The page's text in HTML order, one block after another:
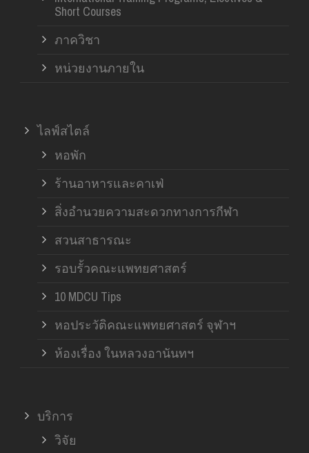
Short Courses
ภาควิชา
หน่วยงานภายใน
ไลฟ์สไตล์
หอพัก
ร้านอาหารและคาเฟ่
สิ่งอำนวยความสะดวกทางการกีฬา
สวนสาธารณะ
รอบรั้วคณะแพทยศาสตร์
10 MDCU Tips
หอประวัติคณะแพทยศาสตร์ จุฬาฯ
ห้องเรื่อง ในหลวงอานันทฯ
บริการ
วิจัย